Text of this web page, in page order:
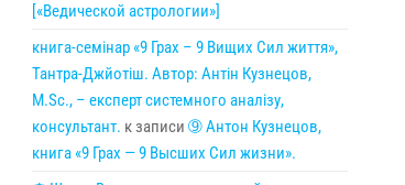
[«Ведической астрологии»]
книга-семінар «9 Грах – 9 Вищих Сил життя»,
Тантра-Джйотіш. Автор: Антін Кузнецов,
M.Sc., – експерт системного аналізу,
консультант. к записи ➈ Антон Кузнецов,
книга «9 Грах — 9 Высших Сил жизни».